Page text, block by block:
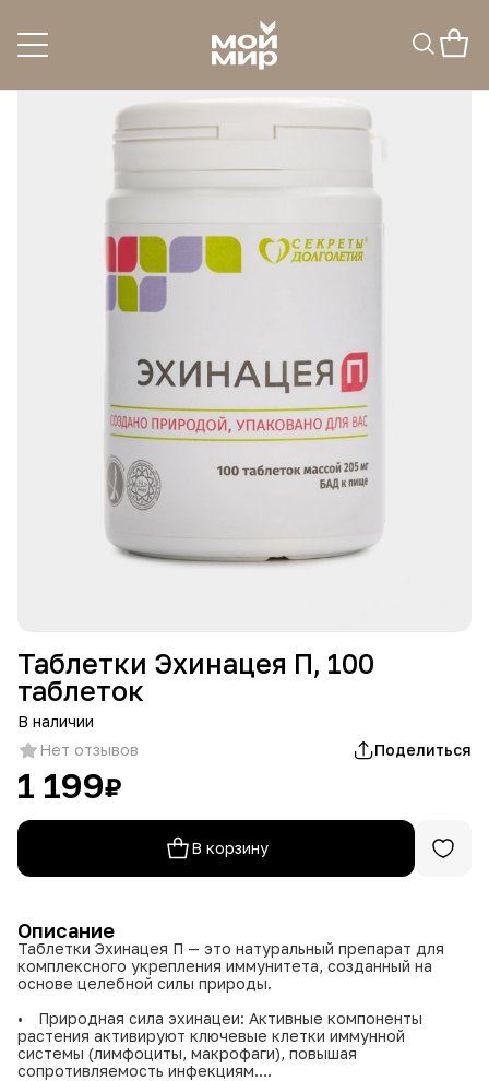
Таблетки Эхинацея П, 100
таблеток
В наличии
Нет отзывов
Поделиться
1 199₽
В корзину
Описание
Таблетки Эхинацея П — это натуральный препарат для
комплексного укрепления иммунитета, созданный на
основе целебной силы природы.
• Природная сила эхинацеи: Активные компоненты
растения активируют ключевые клетки иммунной
системы (лимфоциты, макрофаги), повышая
сопротивляемость инфекциям.